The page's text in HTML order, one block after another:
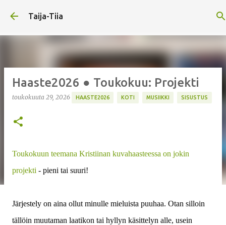
Taija-Tiia
Haaste2026 ● Toukokuu: Projekti
toukokuuta 29, 2026 HAASTE2026 KOTI MUSIIKKI SISUSTUS
Toukokuun teemana Kristiinan kuvahaasteessa on jokin
projekti - pieni tai suuri!
Järjestely on aina ollut minulle mieluista puuhaa. Otan silloin
tällöin muutaman laatikon tai hyllyn käsittelyn alle, usein